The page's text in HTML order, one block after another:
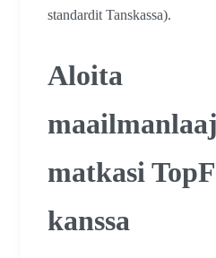
standardit Tanskassa).
Aloita
matkasi
kanssa